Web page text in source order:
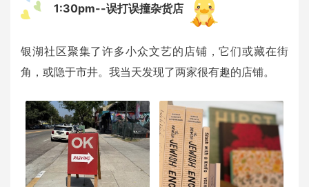
1:30pm--误打误撞杂货店
银湖社区聚集了许多小众文艺的店铺，它们或藏在街
角，或隐于市井。我当天发现了两家很有趣的店铺。